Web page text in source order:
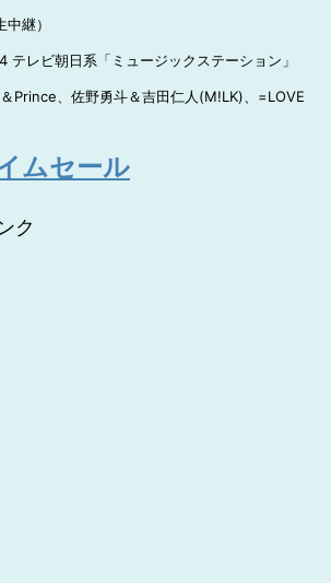
継）
レビ朝日系「ミュージックステーション」
Prince、佐野勇斗＆吉田仁人(M!LK)、=LOVE
ムセール
ク